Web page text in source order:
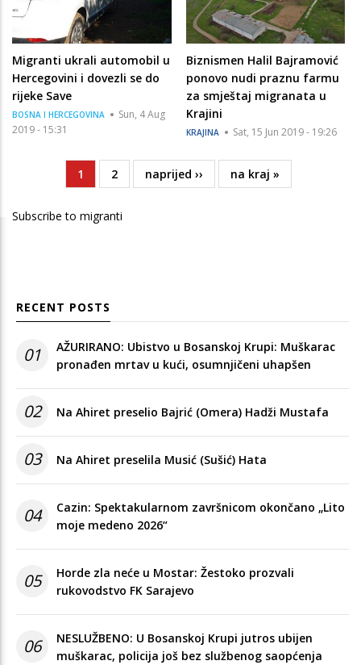
Migranti ukrali automobil u
Hercegovini i dovezli se do
rijeke Save
BOSNA I HERCEGOVINA
Sun, 4 Aug
2019 - 15:31
Biznismen Halil Bajramović
ponovo nudi praznu farmu
za smještaj migranata u
Krajini
KRAJINA Sat, 15 Jun 2019 - 19:26
PaginationCurrent
page
1 Page
2
Next
page
naprijed ››
Last
page
na kraj »
Subscribe to migranti
RECENT POSTS
01
AŽURIRANO: Ubistvo u Bosanskoj Krupi: Muškarac
pronađen mrtav u kući, osumnjičeni uhapšen
02 Na Ahiret preselio Bajrić (Omera) Hadži Mustafa
03 Na Ahiret preselila Musić (Sušić) Hata
04
Cazin: Spektakularnom završnicom okončano „Lito
moje medeno 2026“
05
Horde zla neće u Mostar: Žestoko prozvali
rukovodstvo FK Sarajevo
06
NESLUŽBENO: U Bosanskoj Krupi jutros ubijen
muškarac, policija još bez službenog saopćenja